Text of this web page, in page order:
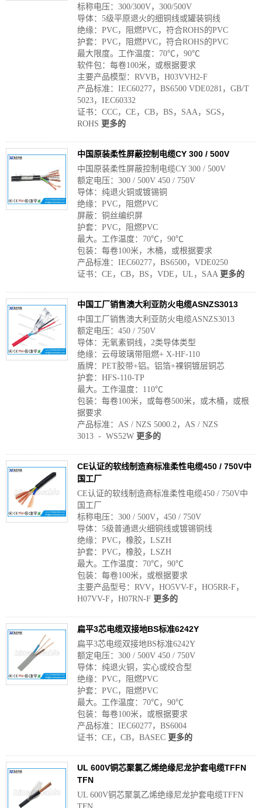
标称电压：300/300V，300/500V
导体：5级平原退火的细铜线或罐装铜线
绝缘：PVC，阻燃PVC，符合ROHS的PVC
护套：PVC，阻燃PVC，符合ROHS的PVC
最大限度。工作温度：70℃，90℃
软件包：每卷100米，或根据要求
主要产品模型：RVVB，H03VVH2-F
产品标准：IEC60277，BS6500 VDE0281，GB/T
5023，IEC60332
证书：CCC，CE，CB，BS，SAA，SGS，
ROHS 更多的
中国原装柔性屏蔽控制电缆CY 300 / 500V
中国原装柔性屏蔽控制电缆CY 300 / 500V
额定电压：300 / 500V 450 / 750V
导体：纯退火铜或镀锡铜
绝缘：PVC，阻燃PVC
屏蔽：铜丝编织屏
护套：PVC，阻燃PVC
最大。工作温度：70℃，90℃
包装：每卷100米，木桶，或根据要求
产品标准：IEC60277，BS6500，VDE0250
证书：CE，CB，BS，VDE，UL，SAA 更多的
中国工厂销售澳大利亚防火电缆ASNZS3013
中国工厂销售澳大利亚防火电缆ASNZS3013
额定电压：450 / 750V
导体：无氧素铜线，2类导体类型
绝缘：云母玻璃带阻燃+ X-HF-110
盾牌：PET胶带+铝。铝箔+裸铜镀层铜芯
护套：HFS-110-TP
最大。工作温度：110℃
包装：每卷100米，或每卷500米，或木桶，或根
据要求
产品标准：AS / NZS 5000.2，AS / NZS
3013 - WS52W 更多的
CE认证的软线制造商标准柔性电缆450 / 750V中
国工厂
CE认证的软线制造商标准柔性电缆450 / 750V中
国工厂
标称电压：300 / 500V，450 / 750V
导体：5级普通退火细铜线或镀锡铜线
绝缘：PVC，橡胶，LSZH
护套：PVC，橡胶，LSZH
最大。工作温度：70℃，90℃
包装：每卷100米，或根据要求
主要产品型号：RVV，HO5VV-F，HO5RR-F，
H07VV-F，H07RN-F 更多的
扁平3芯电缆双接地BS标准6242Y
扁平3芯电缆双接地BS标准6242Y
额定电压：300 / 500V 450 / 750V
导体：纯退火铜，实心或绞合型
绝缘：PVC，阻燃PVC
护套：PVC，阻燃PVC
最大。工作温度：70℃，90℃
包装：每卷100米，或根据要求
产品标准：IEC60277，BS6004
证书：CE，CB，BASEC 更多的
UL 600V铜芯聚氯乙烯绝缘尼龙护套电缆TFFN
TFN
UL 600V铜芯聚氯乙烯绝缘尼龙护套电缆TFFN